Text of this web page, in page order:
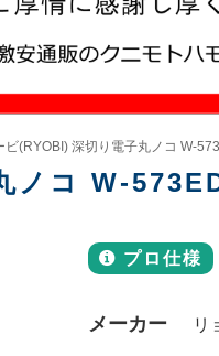
ビ(RYOBI) 深切り電子丸ノコ W-
ノコ W-
プロ仕様
メーカー リ